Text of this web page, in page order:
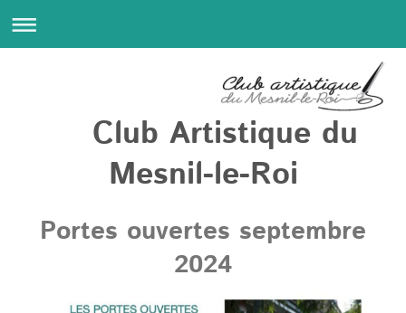
Club Artistique du
Mesnil-le-Roi
Portes ouvertes septembre
2024